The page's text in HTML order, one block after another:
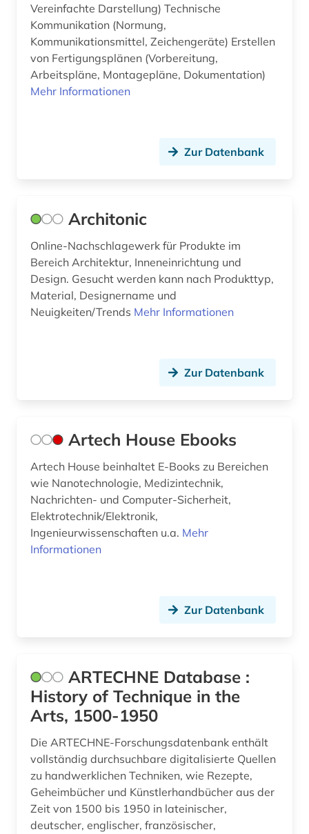
filmwissenschaft (1)
finanzwirtschaft (2)
finite-elemente-methode (1)
finnisch (2)
flotte (1)
forschung (7)
forschungdaten (1)
forschungsbericht (1)
forschungsdatenmanagement (1)
verzeichnis (1)
forstwirtschaft (1)
fortschrittsbericht (1)
fotografie (2)
freie plattform (1)
funktechnik (1)
w. leibniz-programm (1)
garn (1)
gasversorgung (1)
Vereinfachte Darstellung) Technische
Kommunikation (Normung,
Kommunikationsmittel, Zeichengeräte) Erstellen
von Fertigungsplänen (Vorbereitung,
Arbeitspläne, Montagepläne, Dokumentation)
Mehr Informationen
Zur Datenbank
Architonic
Online-Nachschlagewerk für Produkte im
Bereich Architektur, Inneneinrichtung und
Design. Gesucht werden kann nach Produkttyp,
Material, Designername und
Neuigkeiten/Trends Mehr Informationen
Zur Datenbank
Artech House Ebooks
Artech House beinhaltet E-Books zu Bereichen
wie Nanotechnologie, Medizintechnik,
Nachrichten- und Computer-Sicherheit,
Elektrotechnik/Elektronik,
Ingenieurwissenschaften u.a. Mehr
Informationen
Zur Datenbank
ARTECHNE Database :
History of Technique in the
Arts, 1500-1950
Die ARTECHNE-Forschungsdatenbank enthält
vollständig durchsuchbare digitalisierte Quellen
zu handwerklichen Techniken, wie Rezepte,
Geheimbücher und Künstlerhandbücher aus der
Zeit von 1500 bis 1950 in lateinischer,
deutscher, englischer, französischer,